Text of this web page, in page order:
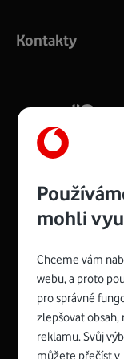
silný signál pro
Více o COMPAL
Zyxel
Rozměry
a nabízí 4
Kontakty
mohli
Chceme vám
webu, a proto
pro správné
zlepšovat
reklamu. Svůj
můžete přečíst v